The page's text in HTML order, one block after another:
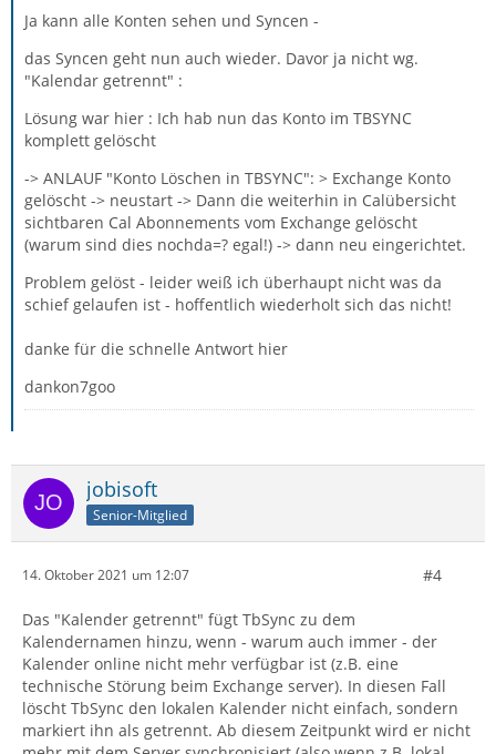
Ja kann alle Konten sehen und Syncen -
das Syncen geht nun auch wieder. Davor ja nicht wg.
"Kalendar getrennt" :
Lösung war hier : Ich hab nun das Konto im TBSYNC
komplett gelöscht
-> ANLAUF "Konto Löschen in TBSYNC": > Exchange Konto
gelöscht -> neustart -> Dann die weiterhin in Calübersicht
sichtbaren Cal Abonnements vom Exchange gelöscht
(warum sind dies nochda=? egal!) -> dann neu eingerichtet.
Problem gelöst - leider weiß ich überhaupt nicht was da
schief gelaufen ist - hoffentlich wiederholt sich das nicht!
danke für die schnelle Antwort hier
dankon7goo
jobisoft
Senior-Mitglied
14. Oktober 2021 um 12:07 #4
Das "Kalender getrennt" fügt TbSync zu dem
Kalendernamen hinzu, wenn - warum auch immer - der
Kalender online nicht mehr verfügbar ist (z.B. eine
technische Störung beim Exchange server). In diesen Fall
löscht TbSync den lokalen Kalender nicht einfach, sondern
markiert ihn als getrennt. Ab diesem Zeitpunkt wird er nicht